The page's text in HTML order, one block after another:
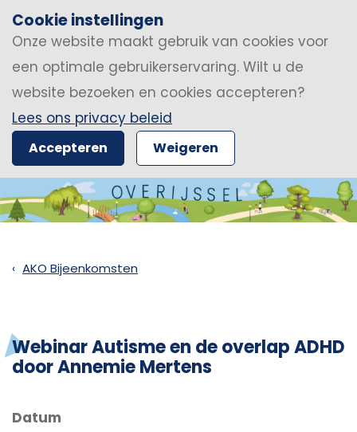
Cookie instellingen
Onze website maakt gebruik van cookies voor
een optimale gebruikerservaring. Wilt u de
website bezoeken en cookies accepteren?
Lees ons privacy beleid
Accepteren Weigeren
AKO Bijeenkomsten
Webinar Autisme en de overlap ADHD
door Annemie Mertens
Datum